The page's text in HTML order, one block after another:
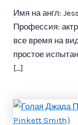
Имя на англ:
Профессия:
все время на
простое
[…]